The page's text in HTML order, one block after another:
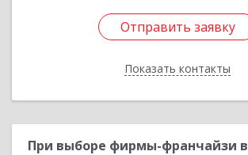
Отправить заявку
Показать контакты
Отправить заявку
Назад
При выборе фирмы-франчайзи в